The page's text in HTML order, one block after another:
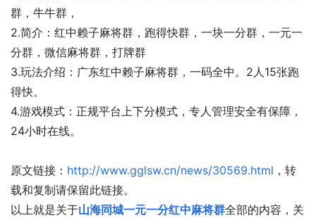
群，牛牛群，
2.简介：红中赖子麻将群，跑得快群，一块一分群，一元一
分群，微信麻将群，打牌群
3.玩法介绍：广东红中赖子麻将群，一码全中。2人15张跑
得快。
4.游戏模式：正规平台上下分模式，专人管理安全有保障，
24小时在线。
原文链接： http://www.gglsw.cn/news/30569.html ，转
载和复制请保留此链接。
以上就是关于山海同城一元一分红中麻将群全部的内容，关